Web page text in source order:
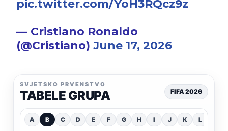
pic.twitter.com/YoH3RQcz9z
— Cristiano Ronaldo
(@Cristiano)June 17, 2026
SVJETSKO PRVENSTVO
TABELE GRUPA FIFA 2026
A B C D E F G H I J K L